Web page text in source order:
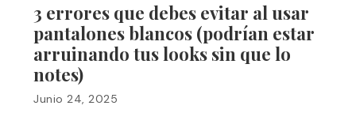
3 errores que debes evitar al usar
pantalones blancos (podrían estar
arruinando tus looks sin que lo
notes)
Junio 24, 2025